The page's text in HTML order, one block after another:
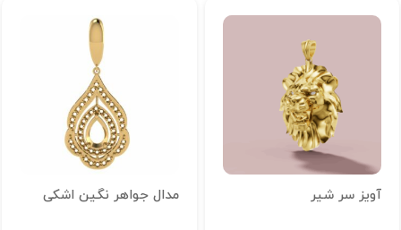
آویز سر شیر مدال جواهر نگین اشکی